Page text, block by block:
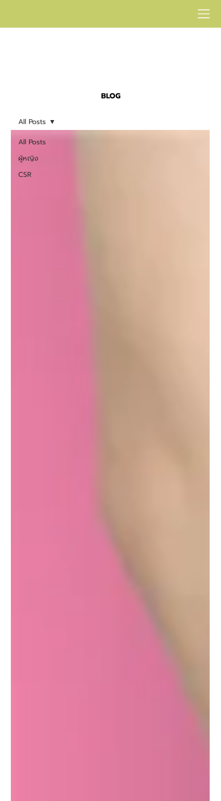
BLOG
All Posts
ผู้หญิง
CSR
All Posts